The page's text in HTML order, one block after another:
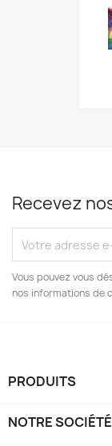
Recevez
Vous pouvez vous
nos informations de
PRODUITS
NOTRE SOCIÉTÉ